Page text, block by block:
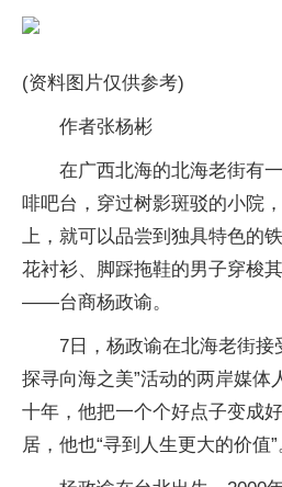
(资料图片仅供参考)
作者张杨彬
在广西北海的北海老街有
啡吧台，穿过树影斑驳的小院
上，就可以品尝到独具特色的
花衬衫、脚踩拖鞋的男子穿梭
——台商杨政谕。
7日，杨政谕在北海老街接
探寻向海之美”活动的两岸媒体
十年，他把一个个好点子变成
居，他也“寻到人生更大的价值”